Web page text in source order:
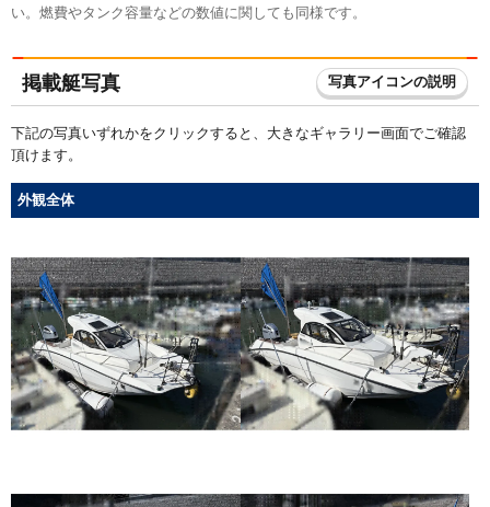
い。燃費やタンク容量などの数値に関しても同様です。
掲載艇写真 写真アイコンの説明
下記の写真いずれかをクリックすると、大きなギャラリー画面でご確認
頂けます。
外観全体